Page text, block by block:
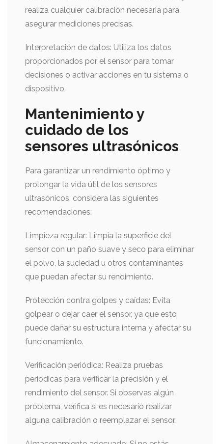
realiza cualquier calibración necesaria para
asegurar mediciones precisas.
Interpretación de datos: Utiliza los datos
proporcionados por el sensor para tomar
decisiones o activar acciones en tu sistema o
dispositivo.
Mantenimiento y
cuidado de los
sensores ultrasónicos
Para garantizar un rendimiento óptimo y
prolongar la vida útil de los sensores
ultrasónicos, considera las siguientes
recomendaciones:
Limpieza regular: Limpia la superficie del
sensor con un paño suave y seco para eliminar
el polvo, la suciedad u otros contaminantes
que puedan afectar su rendimiento.
Protección contra golpes y caídas: Evita
golpear o dejar caer el sensor, ya que esto
puede dañar su estructura interna y afectar su
funcionamiento.
Verificación periódica: Realiza pruebas
periódicas para verificar la precisión y el
rendimiento del sensor. Si observas algún
problema, verifica si es necesario realizar
alguna calibración o reemplazar el sensor.